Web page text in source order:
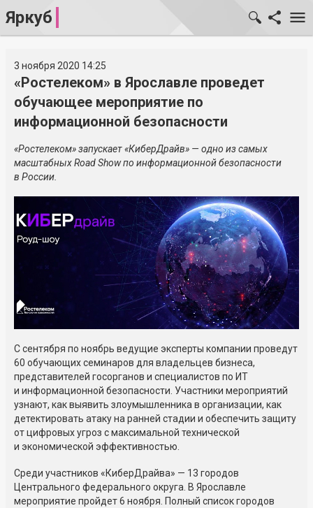
Яркуб
3 ноября 2020 14:25
«Ростелеком» в Ярославле проведет
обучающее мероприятие по
информационной безопасности
«Ростелеком» запускает «КиберДрайв» — одно из самых
масштабных Road Show по информационной безопасности
в России.
С сентября по ноябрь ведущие эксперты компании проведут
60 обучающих семинаров для владельцев бизнеса,
представителей госорганов и специалистов по ИТ
и информационной безопасности. Участники мероприятий
узнают, как выявить злоумышленника в организации, как
детектировать атаку на ранней стадии и обеспечить защиту
от цифровых угроз с максимальной технической
и экономической эффективностью.
Среди участников «КиберДрайва» — 13 городов
Центрального федерального округа. В Ярославле
мероприятие пройдет 6 ноября. Полный список городов